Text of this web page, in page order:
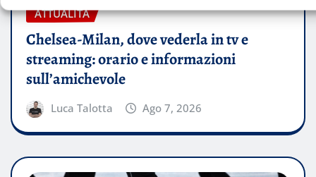
ATTUALITÀ
Chelsea-Milan, dove vederla in tv e
streaming: orario e informazioni
sull’amichevole
Luca Talotta Ago 7, 2026